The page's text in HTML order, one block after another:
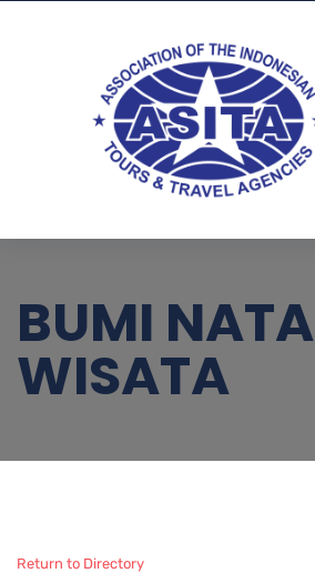
BUMI NATA
WISATA
Return to Directory